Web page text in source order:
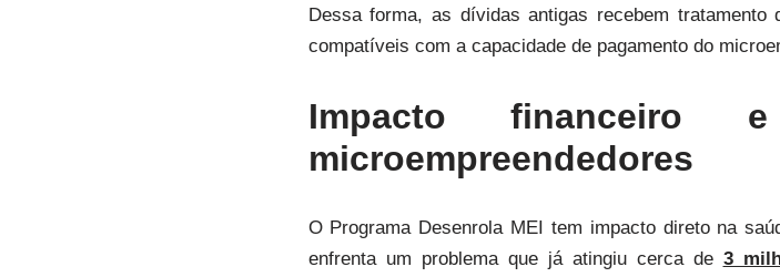
Dessa forma, as dívidas antigas recebem
compatíveis com a capacidade de pagamento do
Impacto
microempreendedores
O Programa Desenrola MEI tem impacto direto na
enfrenta um problema que já atingiu cerca de 3